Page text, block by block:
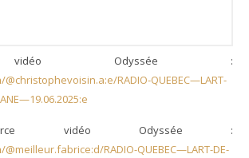
vidéo Odyssée :
RADIO-QUEBEC—LART-
vidéo Odyssée :
RADIO-QUEBEC—LART-DE-